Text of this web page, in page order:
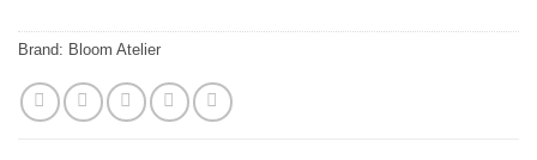
Brand: Bloom Atelier